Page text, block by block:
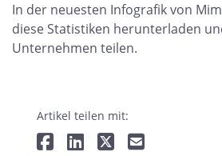
In der neuesten Infografik von
diese Statistiken herunterladen
Unternehmen teilen.
Artikel teilen mit: